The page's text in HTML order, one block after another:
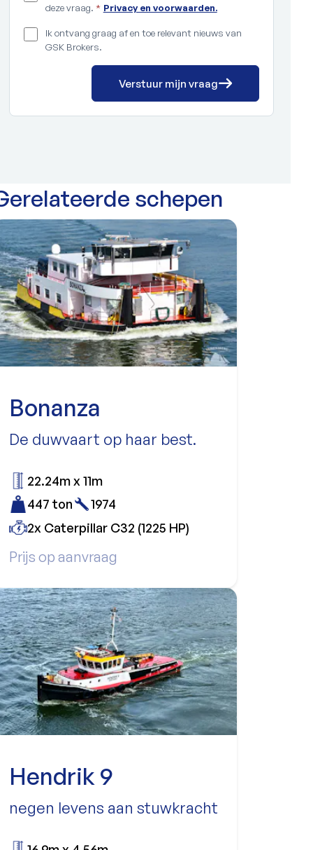
deze vraag. * Privacy en voorwaarden.
Ik ontvang graag af en toe relevant nieuws van
GSK Brokers.
Verstuur mijn vraag
schepen
Bonanza
De duwvaart op haar best.
Prijs op aanvraag
22.24m x 11m
447 ton
1974
2x Caterpillar C32 (1225 HP)
Hendrik 9
negen levens aan stuwkracht